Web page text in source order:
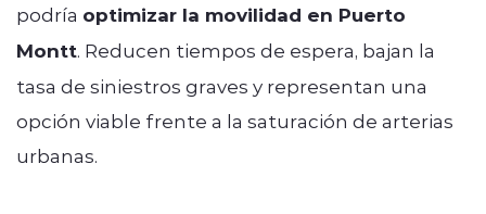
podría optimizar la movilidad en Puerto
Montt. Reducen tiempos de espera, bajan la
tasa de siniestros graves y representan una
opción viable frente a la saturación de arterias
urbanas.